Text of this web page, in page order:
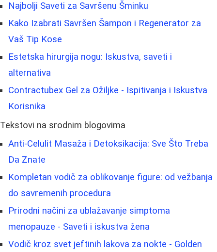
Najbolji Saveti za Savršenu Šminku
Kako Izabrati Savršen Šampon i Regenerator za
Vaš Tip Kose
Estetska hirurgija nogu: Iskustva, saveti i
alternativa
Contractubex Gel za Ožiljke - Ispitivanja i Iskustva
Korisnika
Tekstovi na srodnim blogovima
Anti-Celulit Masaža i Detoksikacija: Sve Što Treba
Da Znate
Kompletan vodič za oblikovanje figure: od vežbanja
do savremenih procedura
Prirodni načini za ublažavanje simptoma
menopauze - Saveti i iskustva žena
Vodič kroz svet jeftinih lakova za nokte - Golden